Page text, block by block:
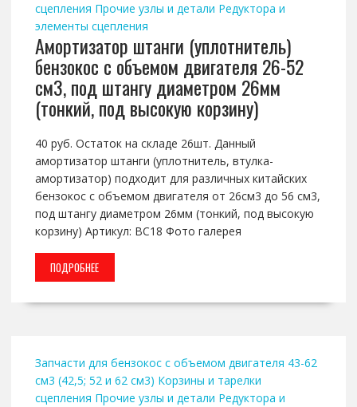
сцепления Прочие узлы и детали Редуктора и
элементы сцепления
Амортизатор штанги (уплотнитель)
бензокос с объемом двигателя 26-52
см3, под штангу диаметром 26мм
(тонкий, под высокую корзину)
40 руб. Остаток на складе 26шт. Данный
амортизатор штанги (уплотнитель, втулка-
амортизатор) подходит для различных китайских
бензокос с объемом двигателя от 26см3 до 56 см3,
под штангу диаметром 26мм (тонкий, под высокую
корзину) Артикул: BC18 Фото галерея
ПОДРОБНЕЕ
Запчасти для бензокос с объемом двигателя 43-62
см3 (42,5; 52 и 62 см3) Корзины и тарелки
сцепления Прочие узлы и детали Редуктора и